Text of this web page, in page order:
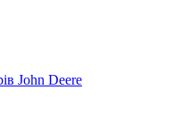
John Deere